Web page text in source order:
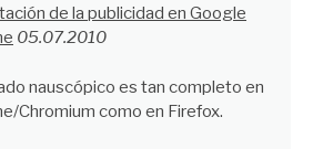
de la publicidad en Google
05.07.2010
nauscópico es tan completo en
Chromium como en Firefox.